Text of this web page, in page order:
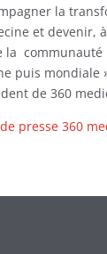
la
et devenir,
la communauté
puis mondiale
de 360
presse 360